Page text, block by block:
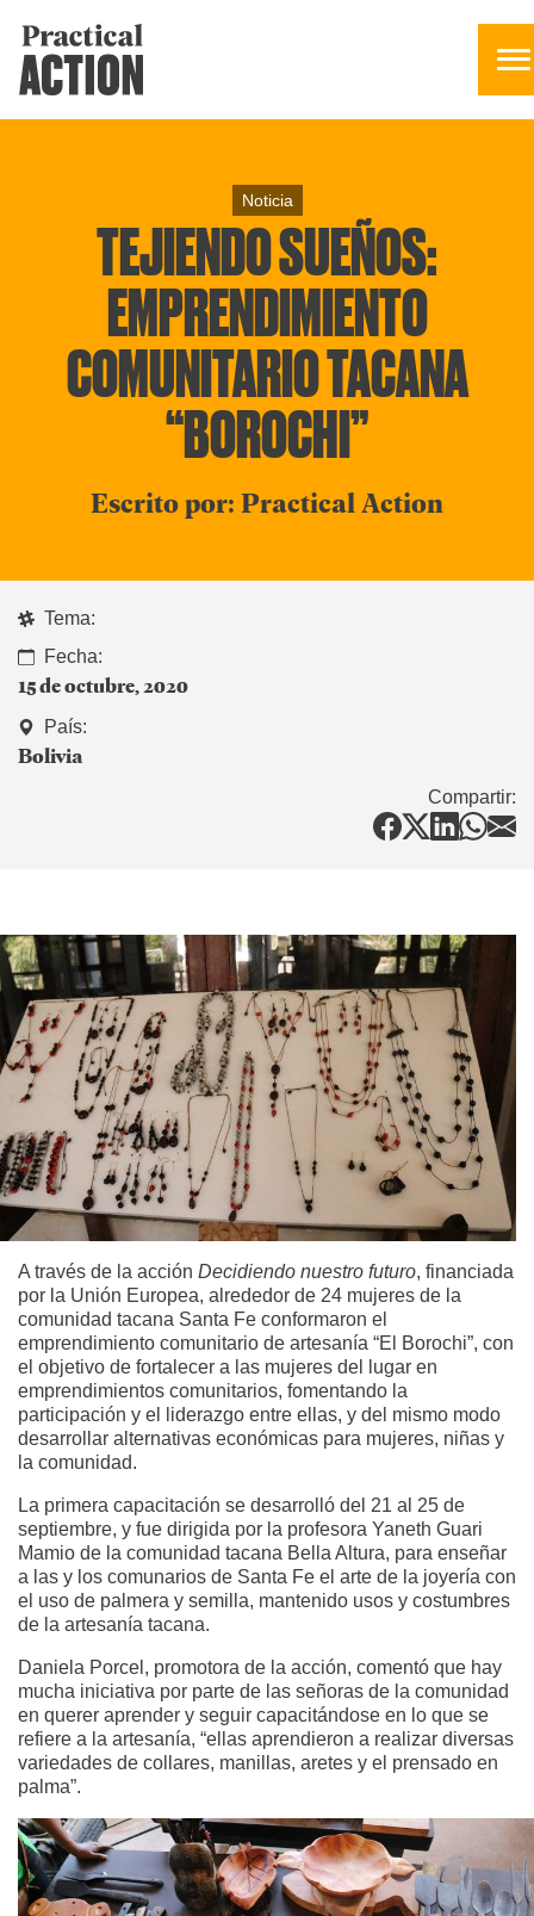
Noticia
TEJIENDO SUEÑOS:
EMPRENDIMIENTO
COMUNITARIO TACANA
“BOROCHI”
Escrito por: Practical Action
Tema:
Fecha:
15 de octubre, 2020
País:
Bolivia
Compartir:
A través de la acción Decidiendo nuestro futuro, financiada
por la Unión Europea, alrededor de 24 mujeres de la
comunidad tacana Santa Fe conformaron el
emprendimiento comunitario de artesanía “El Borochi”, con
el objetivo de fortalecer a las mujeres del lugar en
emprendimientos comunitarios, fomentando la
participación y el liderazgo entre ellas, y del mismo modo
desarrollar alternativas económicas para mujeres, niñas y
la comunidad.
La primera capacitación se desarrolló del 21 al 25 de
septiembre, y fue dirigida por la profesora Yaneth Guari
Mamio de la comunidad tacana Bella Altura, para enseñar
a las y los comunarios de Santa Fe el arte de la joyería con
el uso de palmera y semilla, mantenido usos y costumbres
de la artesanía tacana.
Daniela Porcel, promotora de la acción, comentó que hay
mucha iniciativa por parte de las señoras de la comunidad
en querer aprender y seguir capacitándose en lo que se
refiere a la artesanía, “ellas aprendieron a realizar diversas
variedades de collares, manillas, aretes y el prensado en
palma”.